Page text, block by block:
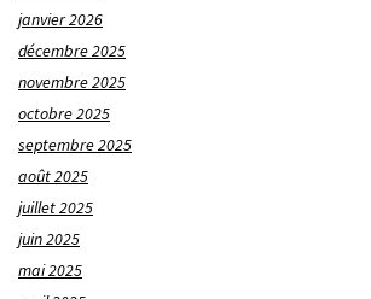
janvier 2026
décembre 2025
novembre 2025
octobre 2025
septembre 2025
août 2025
juillet 2025
juin 2025
mai 2025